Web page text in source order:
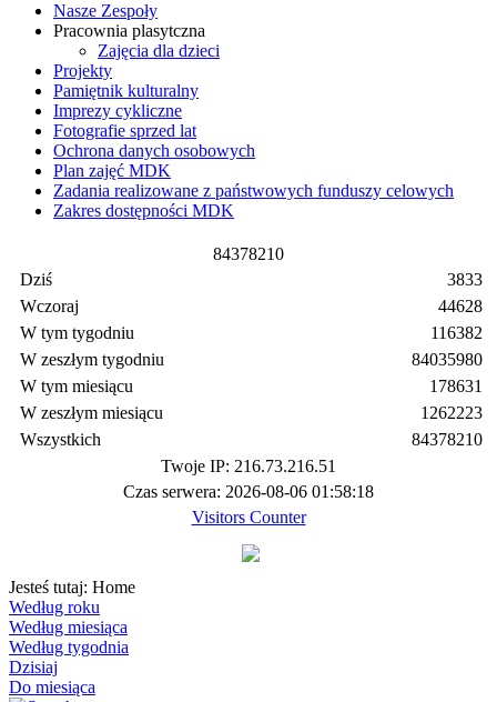
Nasze Zespoły
Pracownia plasytczna
Zajęcia dla dzieci
Projekty
Pamiętnik kulturalny
Imprezy cykliczne
Fotografie sprzed lat
Ochrona danych osobowych
Plan zajęć MDK
Zadania realizowane z państwowych funduszy celowych
Zakres dostępności MDK
84378210
Dziś
Wczoraj
W tym tygodniu
W zeszłym tygodniu
W tym miesiącu
W zeszłym miesiącu
Wszystkich
3833
44628
116382
84035980
178631
1262223
84378210
Twoje IP: 216.73.216.51
Czas serwera: 2026-08-06 01:58:18
Visitors Counter
Jesteś tutaj: Home
Według roku
Według miesiąca
Według tygodnia
Dzisiaj
Do miesiąca